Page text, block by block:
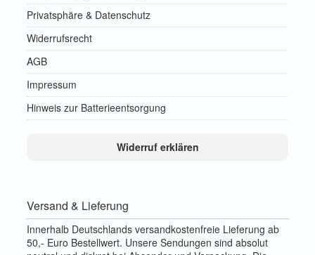
Privatsphäre & Datenschutz
Widerrufsrecht
AGB
Impressum
Hinweis zur Batterieentsorgung
Widerruf erklären
Versand & Lieferung
Innerhalb Deutschlands versandkostenfreie Lieferung ab
50,- Euro Bestellwert. Unsere Sendungen sind absolut